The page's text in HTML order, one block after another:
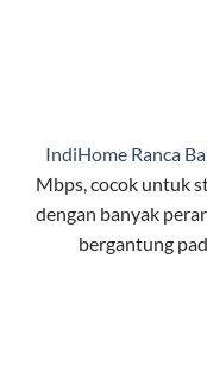
pengguna
stabil, dan
Selain internet,
interaktif (
satu paket.
Teknologi di
Wifi IndiHome
IndiHome Ranca
Mbps, cocok untuk
dengan banyak
bergantung